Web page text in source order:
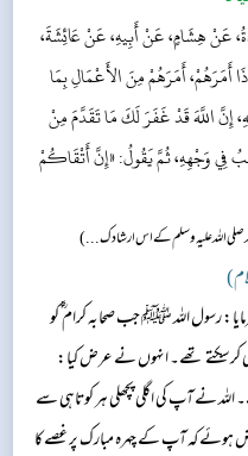
عَنْ هِشَامٍ، عَنْ أَبِيهِ، عَنْ عَائِشَةَ،
أَمَرَهُمْ، أَمَرَهُمْ مِنَ الأَعْمَالِ بِمَا
إِنَّ اللَّهَ قَدْ غَفَرَ لَكَ مَا تَقَدَّمَ مِنْ
وَجْهِهِ، ثُمَّ يَقُولُ: «إِنَّ أَتْقَاكُمْ
اللہ علیہ وسلم کے اس ارشاد ک...)
رسول اللہ ﷺ جب صحابہ کرام ؓ کو
کر سکتے تھے۔ انہوں نے عرض کیا:
نے آپ کی اگلی پچھلی ہر کوتاہی سے
کہ آپ کے چہرہ مبارک پر غصے کا